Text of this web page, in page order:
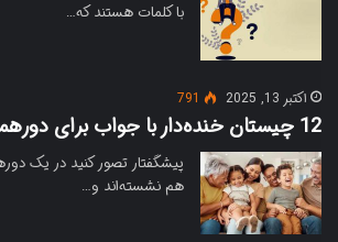
با کلمات هستند که…
اکتبر 13, 2025 791
12 چیستان‌ خنده‌دار با جواب برای دورهمی‌های خانوادگی
پیشگفتار تصور کنید در یک
هم نشسته‌اند و…